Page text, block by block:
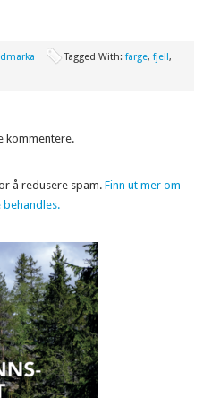
Tagged With: farge, fjell,
kommentere.
å redusere spam. Finn ut mer om
behandles.